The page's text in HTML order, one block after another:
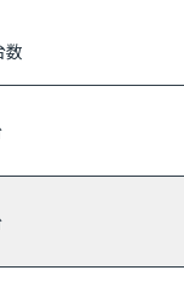
数